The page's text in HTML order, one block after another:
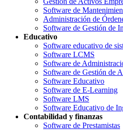
Software de
Administración de
Software de Gestión de
Educativo
Software educativo de
Software LCMS
Software de
Software de Gestión de
Software Educativo
Software de E-Learning
Software LMS
Software Educativo de
Contabilidad y finanzas
Software de Prestamistas